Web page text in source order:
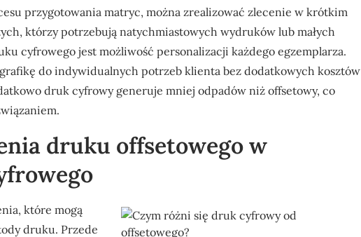
przygotowania matryc, można zrealizować zlecenie w krótkim
którzy potrzebują natychmiastowych wydruków lub małych
cyfrowego jest możliwość personalizacji każdego egzemplarza.
do indywidualnych potrzeb klienta bez dodatkowych kosztów
druk cyfrowy generuje mniej odpadów niż offsetowy, co
druku offsetowego w
które mogą
druku. Przede